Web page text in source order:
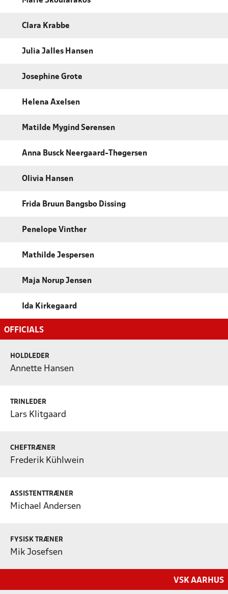
Clara Krabbe
Julia Jalles Hansen
Josephine Grote
Helena Axelsen
Matilde Mygind Sørensen
Anna Busck Neergaard-Thøgersen
Olivia Hansen
Frida Bruun Bangsbo Dissing
Penelope Vinther
Mathilde Jespersen
Maja Norup Jensen
Ida Kirkegaard
OFFICIALS
HOLDLEDER
Annette Hansen
TRINLEDER
Lars Klitgaard
CHEFTRÆNER
Frederik Kühlwein
ASSISTENTTRÆNER
Michael Andersen
FYSISK TRÆNER
Mik Josefsen
VSK AARHUS